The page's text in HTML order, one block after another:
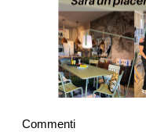
Commenti